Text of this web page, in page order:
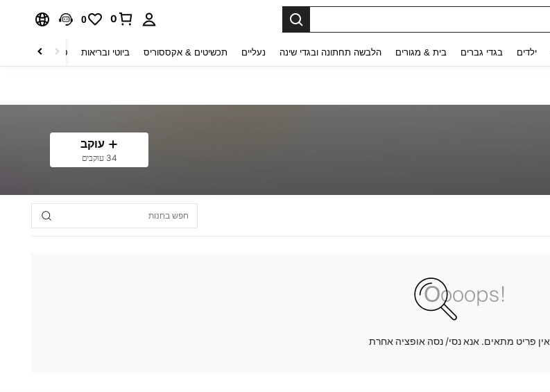
0
0
ילדים בגדי גברים בית & מגורים הלבשה תחתונה ובגדי שינה נעליים תכשיטים & אקססוריס ביוטי ובריאות טקסטיל לבית
עוקב
34 עוקבים
אין פריט מתאים. אנא נסי/ נסה אופציה אחרת